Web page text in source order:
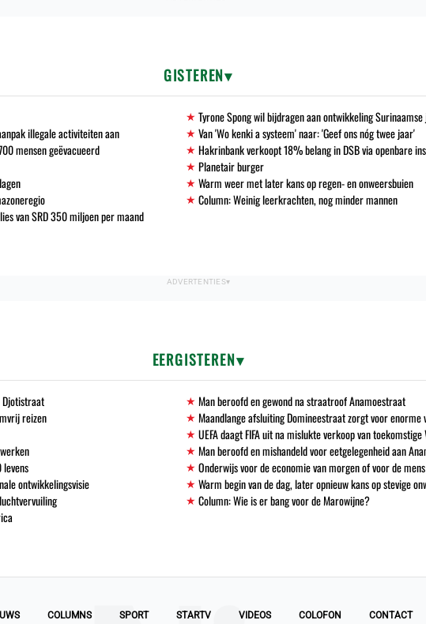
GISTEREN
Tyrone Spong wil bijdragen aan ontwikkeling Surinaamse
illegale activiteiten aan
Van 'Wo kenki a systeem' naar: 'Geef ons nóg twee jaar'
mensen geëvacueerd
Hakrinbank verkoopt 18% belang in DSB via openbare
Planetair burger
Warm weer met later kans op regen- en onweersbuien
Column: Weinig leerkrachten, nog minder mannen
van SRD 350 miljoen per maand
EERGISTEREN
Djotistraat
Man beroofd en gewond na straatroof Anamoestraat
reizen
Maandlange afsluiting Domineestraat zorgt voor enorme
UEFA daagt FIFA uit na mislukte verkoop van
Man beroofd en mishandeld voor eetgelegenheid aan
Onderwijs voor de economie van morgen of voor de
ontwikkelingsvisie
Warm begin van de dag, later opnieuw kans op stevige
Column: Wie is er bang voor de Marowijne?
COLUMNS SPORT STARTV VIDEOS COLOFON CONTACT